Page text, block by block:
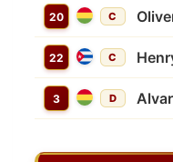
20 C
22 C
3 D